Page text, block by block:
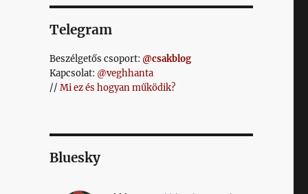
Telegram
Beszélgetős csoport: @csakblog
Kapcsolat: @veghhanta
// Mi ez és hogyan működik?
Bluesky